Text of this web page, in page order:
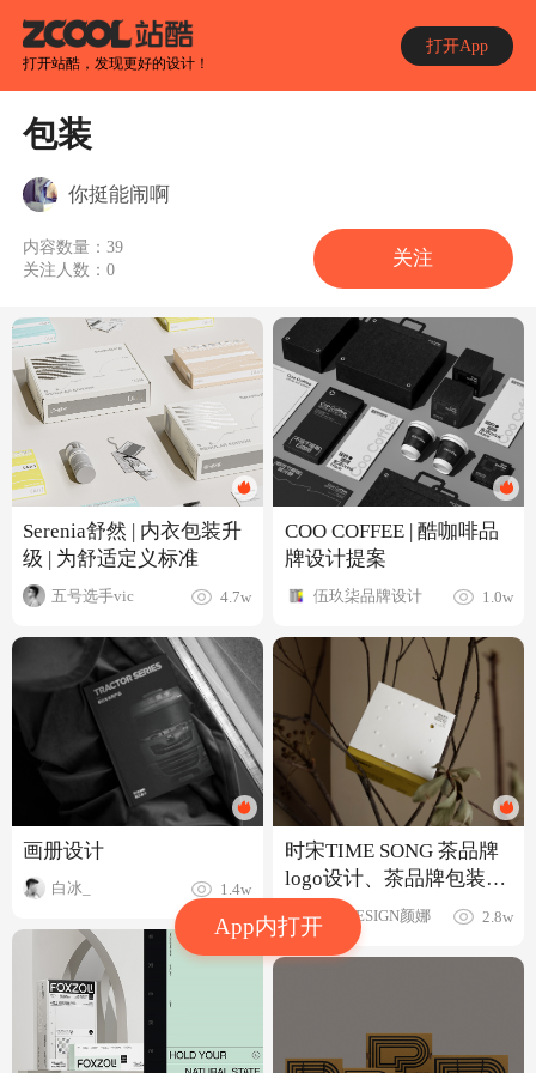
打开站酷，发现更好的设计！
打开App
App内打开
包装
你挺能闹啊
内容数量：39
关注人数：0
关注
Serenia舒然 | 内衣包装升
级 | 为舒适定义标准
五号选手vic 4.7w
画册设计
白冰_ 1.4w
COO COFFEE | 酷咖啡品
牌设计提案
伍玖柒品牌设计 1.0w
时宋TIME SONG 茶品牌
logo设计、茶品牌包装设
YANDESIGN颜娜 2.8w